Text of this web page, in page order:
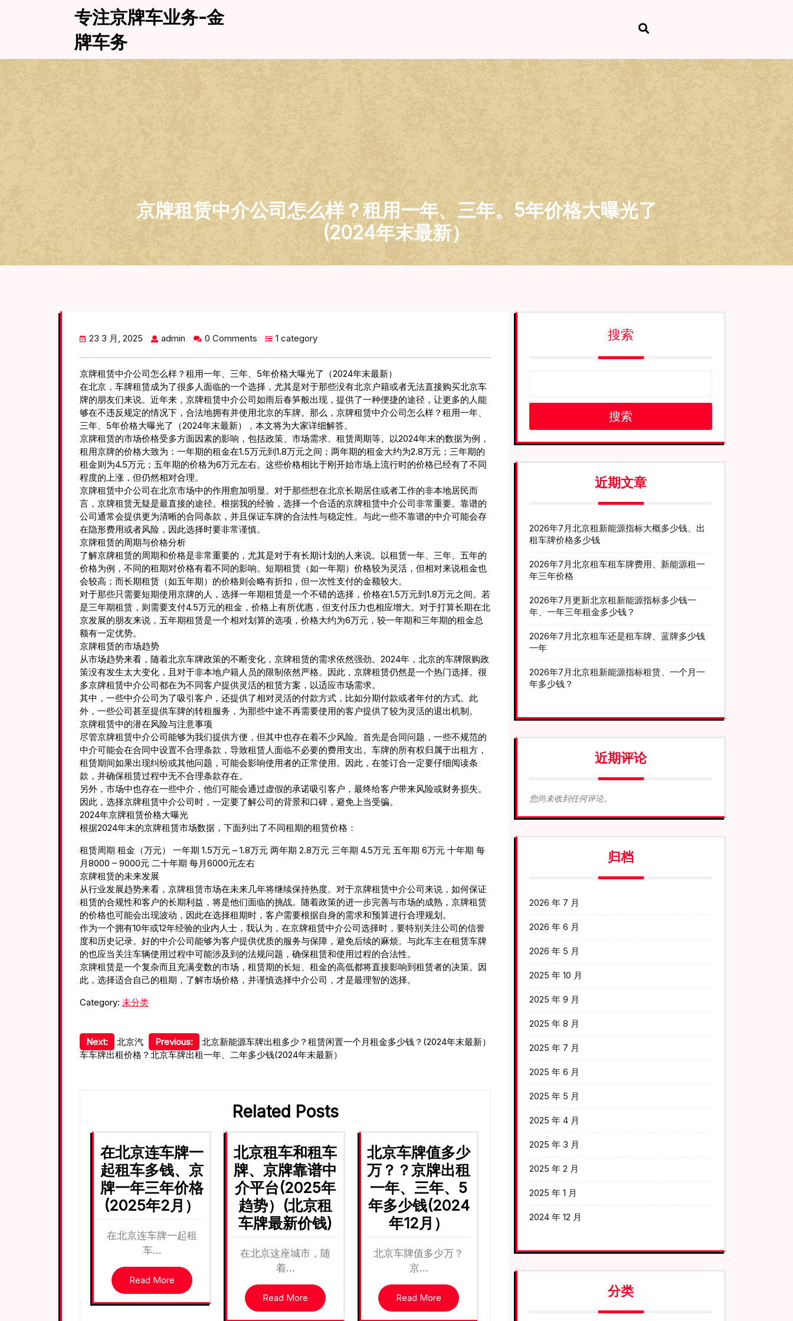
专注京牌车业务-金
牌车务
京牌租赁中介公司怎么样？租用一年、三年。5年价格大曝光了
(2024年末最新）
23 3 月, 2025 admin 0 Comments 1 category
京牌租赁中介公司怎么样？租用一年、三年、5年价格大曝光了（2024年末最新）
在北京，车牌租赁成为了很多人面临的一个选择，尤其是对于那些没有北京户籍或者无法直接购买北京车
牌的朋友们来说。近年来，京牌租赁中介公司如雨后春笋般出现，提供了一种便捷的途径，让更多的人能
够在不违反规定的情况下，合法地拥有并使用北京的车牌。那么，京牌租赁中介公司怎么样？租用一年、
三年、5年价格大曝光了（2024年末最新），本文将为大家详细解答。
京牌租赁的市场价格受多方面因素的影响，包括政策、市场需求、租赁周期等。以2024年末的数据为例，
租用京牌的价格大致为：一年期的租金在1.5万元到1.8万元之间；两年期的租金大约为2.8万元；三年期的
租金则为4.5万元；五年期的价格为6万元左右。这些价格相比于刚开始市场上流行时的价格已经有了不同
程度的上涨，但仍然相对合理。
京牌租赁中介公司在北京市场中的作用愈加明显。对于那些想在北京长期居住或者工作的非本地居民而
言，京牌租赁无疑是最直接的途径。根据我的经验，选择一个合适的京牌租赁中介公司非常重要。靠谱的
公司通常会提供更为清晰的合同条款，并且保证车牌的合法性与稳定性。与此一些不靠谱的中介可能会存
在隐形费用或者风险，因此选择时要非常谨慎。
京牌租赁的周期与价格分析
了解京牌租赁的周期和价格是非常重要的，尤其是对于有长期计划的人来说。以租赁一年、三年、五年的
价格为例，不同的租期对价格有着不同的影响。短期租赁（如一年期）价格较为灵活，但相对来说租金也
会较高；而长期租赁（如五年期）的价格则会略有折扣，但一次性支付的金额较大。
对于那些只需要短期使用京牌的人，选择一年期租赁是一个不错的选择，价格在1.5万元到1.8万元之间。若
是三年期租赁，则需要支付4.5万元的租金，价格上有所优惠，但支付压力也相应增大。对于打算长期在北
京发展的朋友来说，五年期租赁是一个相对划算的选项，价格大约为6万元，较一年期和三年期的租金总
额有一定优势。
京牌租赁的市场趋势
从市场趋势来看，随着北京车牌政策的不断变化，京牌租赁的需求依然强劲。2024年，北京的车牌限购政
策没有发生太大变化，且对于非本地户籍人员的限制依然严格。因此，京牌租赁仍然是一个热门选择。很
多京牌租赁中介公司都在为不同客户提供灵活的租赁方案，以适应市场需求。
其中，一些中介公司为了吸引客户，还提供了相对灵活的付款方式，比如分期付款或者年付的方式。此
外，一些公司甚至提供车牌的转租服务，为那些中途不再需要使用的客户提供了较为灵活的退出机制。
京牌租赁中的潜在风险与注意事项
尽管京牌租赁中介公司能够为我们提供方便，但其中也存在着不少风险。首先是合同问题，一些不规范的
中介可能会在合同中设置不合理条款，导致租赁人面临不必要的费用支出。车牌的所有权归属于出租方，
租赁期间如果出现纠纷或其他问题，可能会影响使用者的正常使用。因此，在签订合一定要仔细阅读条
款，并确保租赁过程中无不合理条款存在。
另外，市场中也存在一些中介，他们可能会通过虚假的承诺吸引客户，最终给客户带来风险或财务损失。
因此，选择京牌租赁中介公司时，一定要了解公司的背景和口碑，避免上当受骗。
2024年京牌租赁价格大曝光
根据2024年末的京牌租赁市场数据，下面列出了不同租期的租赁价格：
租赁周期 租金（万元） 一年期 1.5万元 – 1.8万元 两年期 2.8万元 三年期 4.5万元 五年期 6万元 十年期 每
月8000 – 9000元 二十年期 每月6000元左右
京牌租赁的未来发展
从行业发展趋势来看，京牌租赁市场在未来几年将继续保持热度。对于京牌租赁中介公司来说，如何保证
租赁的合规性和客户的长期利益，将是他们面临的挑战。随着政策的进一步完善与市场的成熟，京牌租赁
的价格也可能会出现波动，因此在选择租期时，客户需要根据自身的需求和预算进行合理规划。
作为一个拥有10年或12年经验的业内人士，我认为，在京牌租赁中介公司选择时，要特别关注公司的信誉
度和历史记录。好的中介公司能够为客户提供优质的服务与保障，避免后续的麻烦。与此车主在租赁车牌
的也应当关注车辆使用过程中可能涉及到的法规问题，确保租赁和使用过程的合法性。
京牌租赁是一个复杂而且充满变数的市场，租赁期的长短、租金的高低都将直接影响到租赁者的决策。因
此，选择适合自己的租期，了解市场价格，并谨慎选择中介公司，才是最理智的选择。
Category: 未分类
文
Previous: 北京新能源车牌出租多少？租赁闲置一个月租金多少钱？(2024年末最新）
Next:
北京汽
车车牌出租价格？北京车牌出租一年、二年多少钱(2024年末最新）
Related Posts
在北京连车牌一
起租车多钱、京
牌一年三年价格
(2025年2月）
在北京连车牌一起租
车…
Read More
北京租车和租车
牌、京牌靠谱中
介平台(2025年
趋势）(北京租
车牌最新价钱)
在北京这座城市，随
着…
Read More
北京车牌值多少
万？？京牌出租
一年、三年、5
年多少钱(2024
年12月）
北京车牌值多少万？
京…
Read More
搜索
搜索
近期文章
2026年7月北京租新能源指标大概多少钱、出
租车牌价格多少钱
2026年7月北京租车租车牌费用、新能源租一
年三年价格
2026年7月更新北京租新能源指标多少钱一
年、一年三年租金多少钱？
2026年7月北京租车还是租车牌、蓝牌多少钱
一年
2026年7月北京租新能源指标租赁、一个月一
年多少钱？
近期评论
您尚未收到任何评论。
归档
2026 年 7 月
2026 年 6 月
2026 年 5 月
2025 年 10 月
2025 年 9 月
2025 年 8 月
2025 年 7 月
2025 年 6 月
2025 年 5 月
2025 年 4 月
2025 年 3 月
2025 年 2 月
2025 年 1 月
2024 年 12 月
分类